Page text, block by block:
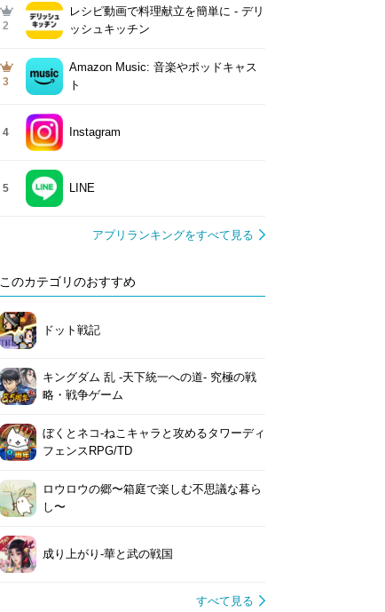
2
レシピ動画で料理献立を簡単‪に - デリ
ッシュキッチン
3
Amazon Music: 音楽やポッドキャス
ト
4 Instagram
5 LINE
アプリランキングをすべて見る
このカテゴリのおすすめ
ドット戦記
キングダム 乱 -天下統一への道- 究極の戦
略・戦争ゲーム
ぼくとネコ-ねこキャラと攻めるタワーディ
フェンスRPG/TD
ロウロウの郷〜箱庭で楽しむ不思議な暮ら
し〜
成り上がり-華と武の戦国
すべて見る